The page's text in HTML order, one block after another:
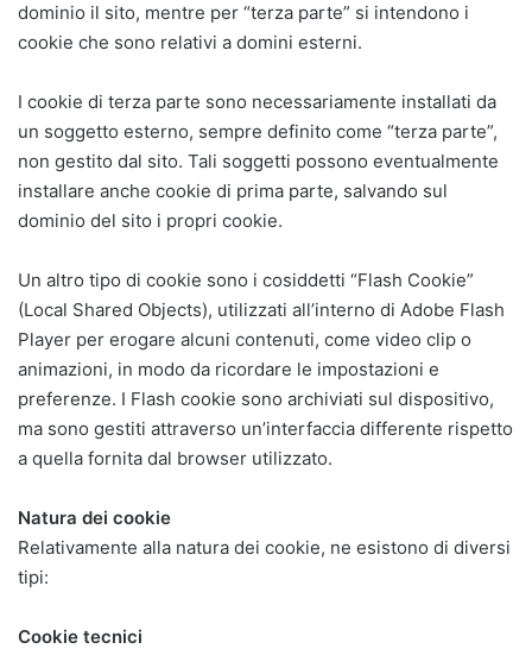
dominio il sito, mentre per “terza parte” si intendono i
cookie che sono relativi a domini esterni.
I cookie di terza parte sono necessariamente installati da
un soggetto esterno, sempre definito come “terza parte”,
non gestito dal sito. Tali soggetti possono eventualmente
installare anche cookie di prima parte, salvando sul
dominio del sito i propri cookie.
Un altro tipo di cookie sono i cosiddetti “Flash Cookie”
(Local Shared Objects), utilizzati all’interno di Adobe Flash
Player per erogare alcuni contenuti, come video clip o
animazioni, in modo da ricordare le impostazioni e
preferenze. I Flash cookie sono archiviati sul dispositivo,
ma sono gestiti attraverso un’interfaccia differente rispetto
a quella fornita dal browser utilizzato.
Natura dei cookie
Relativamente alla natura dei cookie, ne esistono di diversi
tipi:
Cookie tecnici